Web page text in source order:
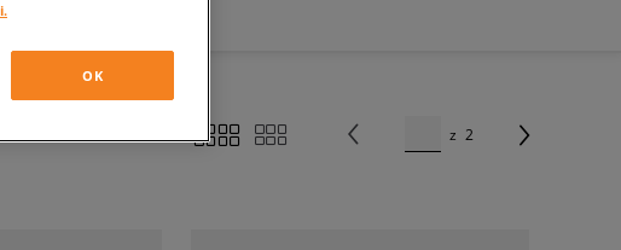
z 2
OK